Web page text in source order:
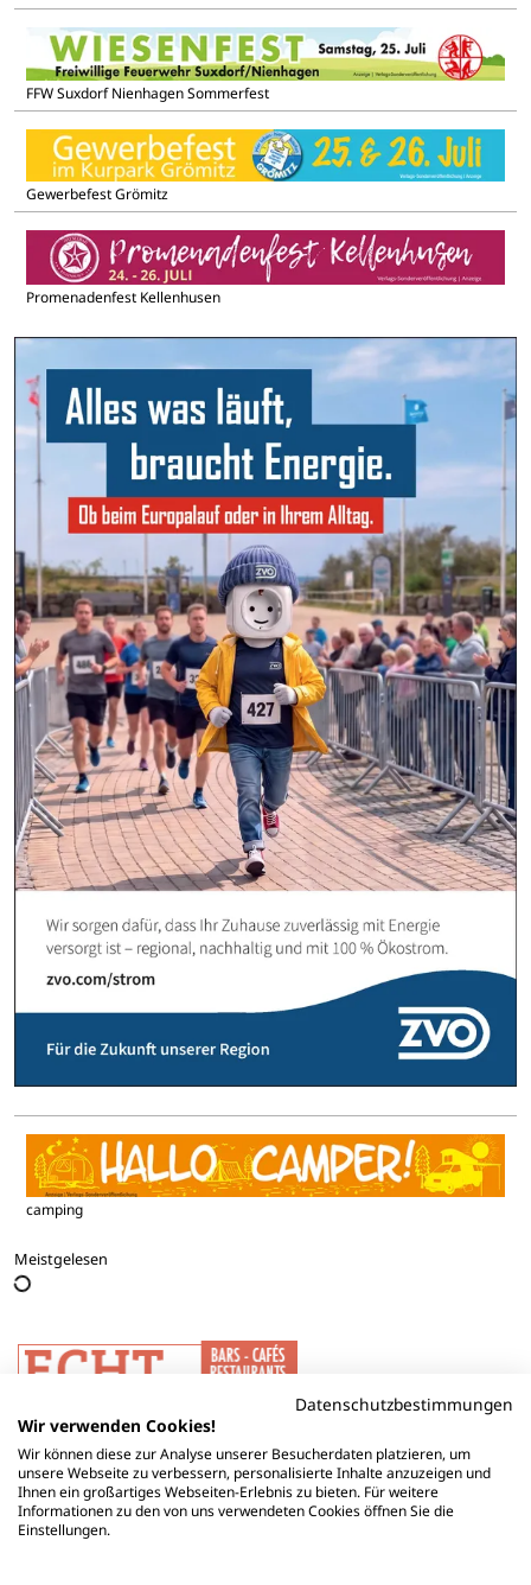
FFW Suxdorf Nienhagen Sommerfest
Gewerbefest Grömitz
Promenadenfest Kellenhusen
camping
Meistgelesen
Datenschutzbestimmungen
Wir verwenden Cookies!
Wir können diese zur Analyse unserer Besucherdaten platzieren, um
unsere Webseite zu verbessern, personalisierte Inhalte anzuzeigen und
Ihnen ein großartiges Webseiten-Erlebnis zu bieten. Für weitere
Informationen zu den von uns verwendeten Cookies öffnen Sie die
Einstellungen.